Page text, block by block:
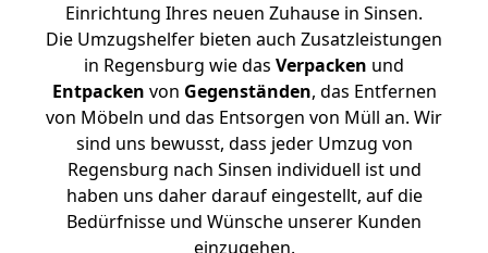
Einrichtung Ihres neuen Zuhause in Sinsen.
Die Umzugshelfer bieten auch Zusatzleistungen
in Regensburg wie das Verpacken und
Entpacken von Gegenständen, das Entfernen
von Möbeln und das Entsorgen von Müll an. Wir
sind uns bewusst, dass jeder Umzug von
Regensburg nach Sinsen individuell ist und
haben uns daher darauf eingestellt, auf die
Bedürfnisse und Wünsche unserer Kunden
einzugehen.